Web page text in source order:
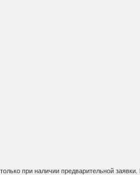
при наличии предварительной